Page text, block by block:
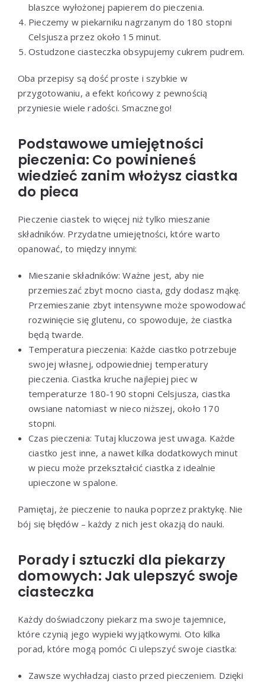
blaszce wyłożonej papierem do pieczenia.
Pieczemy w piekarniku nagrzanym do 180 stopni
Celsjusza przez około 15 minut.
Ostudzone ciasteczka obsypujemy cukrem pudrem.
Oba przepisy są dość proste i szybkie w
przygotowaniu, a efekt końcowy z pewnością
przyniesie wiele radości. Smacznego!
Podstawowe umiejętności
pieczenia: Co powinieneś
wiedzieć zanim włożysz ciastka
do pieca
Pieczenie ciastek to więcej niż tylko mieszanie
składników. Przydatne umiejętności, które warto
opanować, to między innymi:
Mieszanie składników: Ważne jest, aby nie
przemieszać zbyt mocno ciasta, gdy dodasz mąkę.
Przemieszanie zbyt intensywne może spowodować
rozwinięcie się glutenu, co spowoduje, że ciastka
będą twarde.
Temperatura pieczenia: Każde ciastko potrzebuje
swojej własnej, odpowiedniej temperatury
pieczenia. Ciastka kruche najlepiej piec w
temperaturze 180-190 stopni Celsjusza, ciastka
owsiane natomiast w nieco niższej, około 170
stopni.
Czas pieczenia: Tutaj kluczowa jest uwaga. Każde
ciastko jest inne, a nawet kilka dodatkowych minut
w piecu może przekształcić ciastka z idealnie
upieczone w spalone.
Pamiętaj, że pieczenie to nauka poprzez praktykę. Nie
bój się błędów – każdy z nich jest okazją do nauki.
Porady i sztuczki dla piekarzy
domowych: Jak ulepszyć swoje
ciasteczka
Każdy doświadczony piekarz ma swoje tajemnice,
które czynią jego wypieki wyjątkowymi. Oto kilka
porad, które mogą pomóc Ci ulepszyć swoje ciastka:
Zawsze wychładzaj ciasto przed pieczeniem. Dzięki